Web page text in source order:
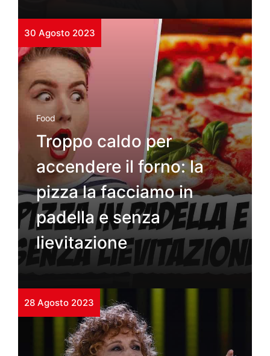
30 Agosto 2023
Food
Troppo caldo per
accendere il forno: la
pizza la facciamo in
padella e senza
lievitazione
28 Agosto 2023